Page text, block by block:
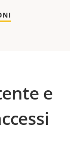
e